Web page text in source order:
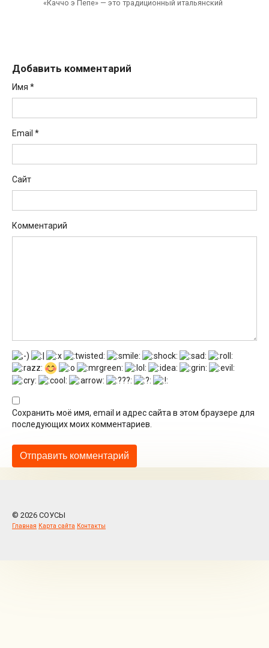
«Каччо э Пепе» — это традиционный итальянский
Добавить комментарий
Имя *
Email *
Сайт
Комментарий
Сохранить моё имя, email и адрес сайта в этом браузере для
последующих моих комментариев.
© 2026 СОУСЫ
Главная Карта сайта Контакты